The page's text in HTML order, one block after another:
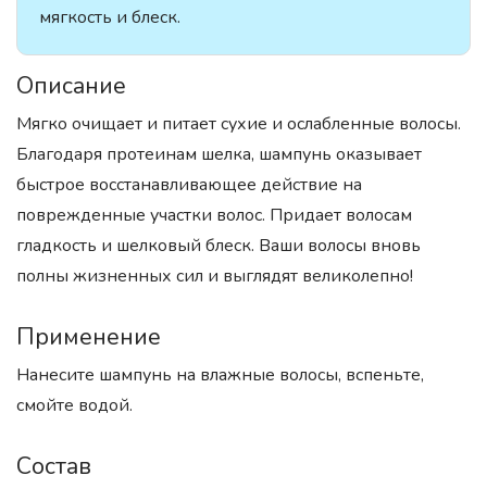
мягкость и блеск.
Описание
Мягко очищает и питает сухие и ослабленные волосы.
Благодаря протеинам шелка, шампунь оказывает
быстрое восстанавливающее действие на
поврежденные участки волос. Придает волосам
гладкость и шелковый блеск. Ваши волосы вновь
полны жизненных сил и выглядят великолепно!
Применение
Нанесите шампунь на влажные волосы, вспеньте,
смойте водой.
Состав